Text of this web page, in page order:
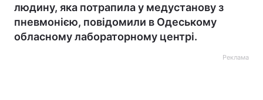
людину, яка потрапила у медустанову з
пневмонією, повідомили в Одеському
обласному лабораторному центрі.
Реклама